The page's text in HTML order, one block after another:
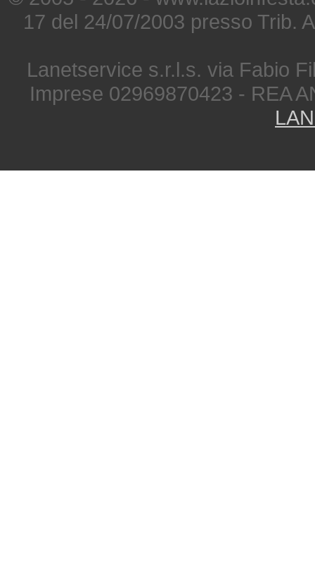
17 del 24/07/2003 presso Trib.
Lanetservice s.r.l.s. via Fabio
Imprese 02969870423 - REA